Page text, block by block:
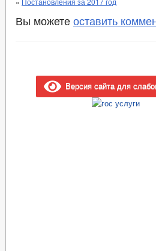
Вы можете оставить
Версия сайта для